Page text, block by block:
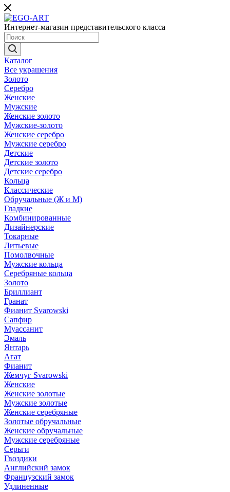
Интернет-магазин представительского класса
Каталог
Все украшения
Золото
Серебро
Женские
Мужские
Женские золото
Мужские-золото
Женские серебро
Мужские серебро
Детские
Детские золото
Детские серебро
Кольца
Классические
Обручальные (Ж и М)
Гладкие
Комбинированные
Дизайнерские
Токарные
Литьевые
Помолвочные
Мужские кольца
Серебряные кольца
Золото
Бриллиант
Гранат
Фианит Svarowski
Сапфир
Муассанит
Эмаль
Янтарь
Агат
Фианит
Жемчуг Svarowski
Женские
Женские золотые
Мужские золотые
Женские серебряные
Золотые обручальные
Женские обручальные
Мужские серебряные
Серьги
Гвоздики
Английский замок
Французский замок
Удлиненные